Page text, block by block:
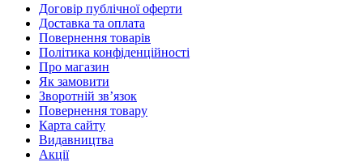
Договір публічної оферти
Доставка та оплата
Повернення товарів
Політика конфіденційності
Про магазин
Як замовити
Зворотній зв’язок
Повернення товару
Карта сайту
Видавництва
Акції